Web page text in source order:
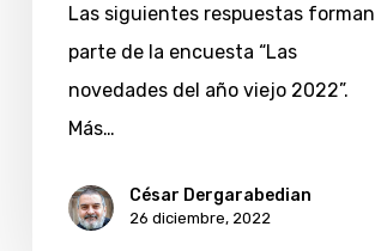
viejo
2022
Las siguientes respuestas forman
parte de la encuesta “Las
novedades del año viejo 2022”.
Más…
César Dergarabedian
26 diciembre, 2022